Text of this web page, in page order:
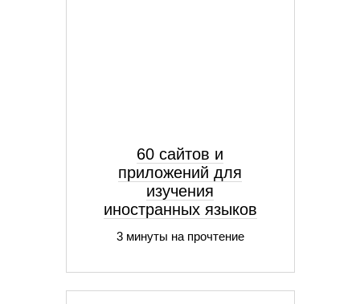
60 сайтов и
приложений для
изучения
иностранных языков
3 минуты на прочтение